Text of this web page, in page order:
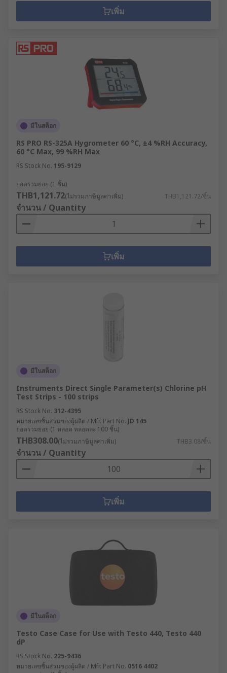
เพิ่ม
มีในสต็อก
RS PRO RS-325A Hygrometer 60 °C, ±4 %RH Accuracy,
60 °C Max, 99 %RH Max
RS Stock No. 195-9129
ยอดรวมย่อย (1 ชิ้น)
THB1,121.72(ไม่รวมภาษีมูลค่าเพิ่ม) THB1,121.72/ชิ้น
จำนวน / Quantity
เพิ่ม
มีในสต็อก
Instruments Direct Single Parameter(s) Chlorine pH
Test Strips - 100 strips
RS Stock No. 312-4395
หมายเลขชิ้นส่วนของผู้ผลิต / Mfr. Part No. JD 145
ยอดรวมย่อย (1 หลอด หลอดละ 100 ชิ้น)
THB308.00(ไม่รวมภาษีมูลค่าเพิ่ม) THB3.08/ชิ้น
จำนวน / Quantity
เพิ่ม
มีในสต็อก
Testo Case Case for Use with Testo 440, Testo 440
dP
RS Stock No. 225-9436
หมายเลขชิ้นส่วนของผู้ผลิต / Mfr. Part No. 0516 4402